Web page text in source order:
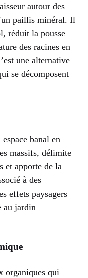
autour des
paillis minéral. Il
réduit la pousse
des racines en
une alternative
se décomposent
banal en
massifs, délimite
et apporte de la
à des
effets paysagers
au jardin
organiques qui